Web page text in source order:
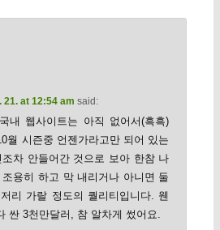
21. at 12:54 am said:
내 웹사이트는 아직 없어서(흑흑)
월 시즌중 언젠가라고만 되어 있는
차 안들어간 것으로 보아 한참 나
용히 하고 막 내리거나 아니면 둘
리 가랄 정도의 퀄리티입니다. 웬
싼 3천만달러, 참 알차게 썼어요.